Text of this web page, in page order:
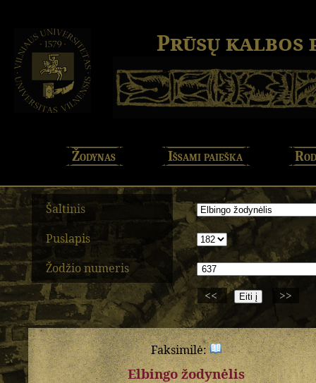
Prūsų kalbos
Žodynas Išsami paieška
Šaltinis
Puslapis
Žodžio numeris
<<
>>
Faksimilė:
Elbingo žodynėlis